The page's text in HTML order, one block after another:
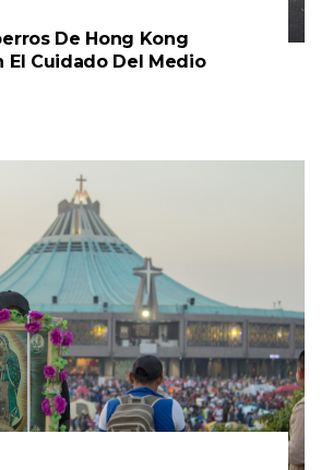
De Hong Kong
El Cuidado Del Medio